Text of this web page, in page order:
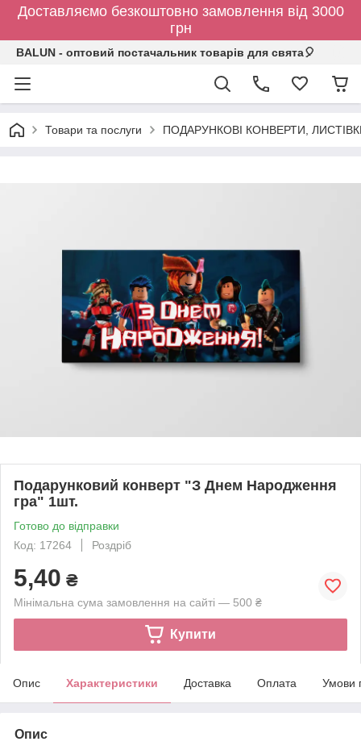
Доставляємо безкоштовно замовлення від 3000
грн
BALUN - оптовий постачальник товарів для свята🎈
Товари та послуги ПОДАРУНКОВІ КОНВЕРТИ,
Подарунковий конверт "З Днем Народження
гра" 1шт.
Готово до відправки
Код: 17264
Роздріб
5,40 ₴
Мінімальна сума замовлення на сайті — 500 ₴
Купити
Опис Характеристики Доставка Оплата Умови
Опис